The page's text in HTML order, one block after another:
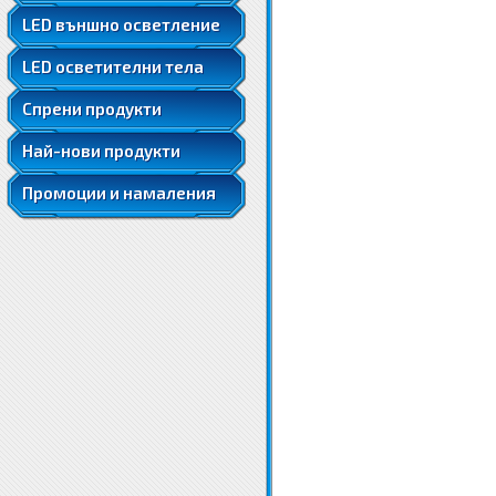
LED външно осветление
LED осветителни тела
Спрени продукти
LED ленти 5050
LED ленти 5050 RGB
LED ленти 5630
LED луни за вграждане
Най-нови продукти
Промоции и намаления